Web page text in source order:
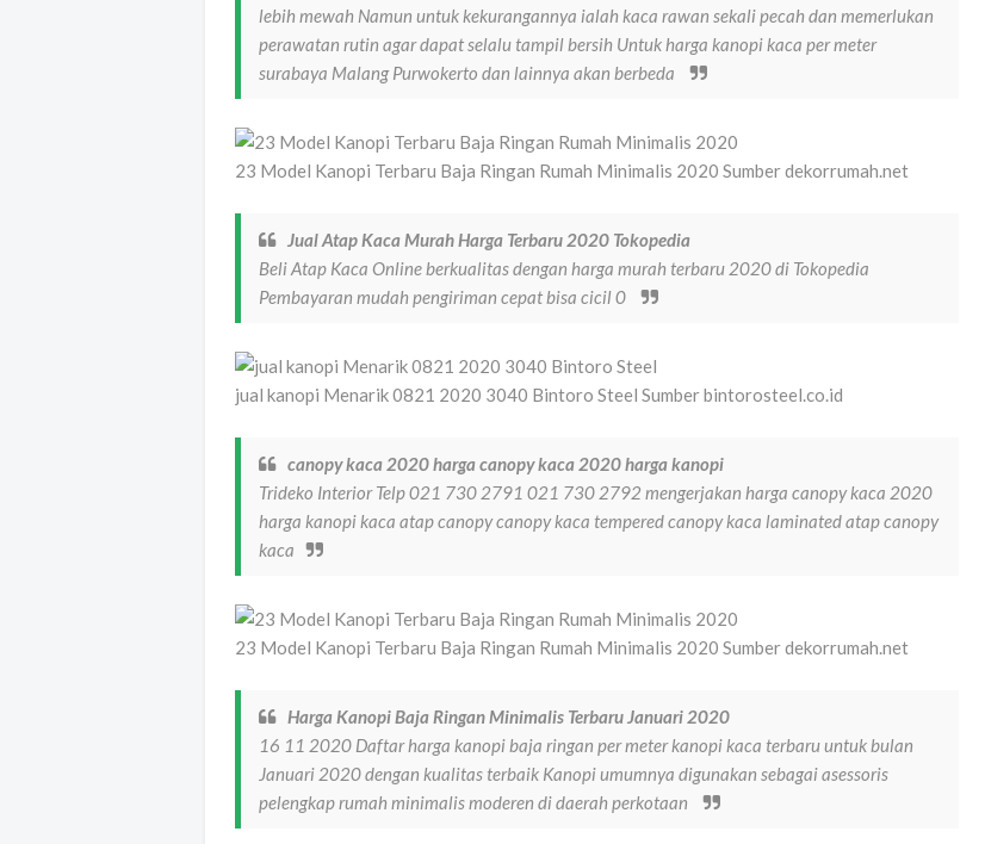
lebih mewah Namun untuk kekurangannya ialah kaca rawan sekali pecah dan memerlukan
perawatan rutin agar dapat selalu tampil bersih Untuk harga kanopi kaca per meter
surabaya Malang Purwokerto dan lainnya akan berbeda
23 Model Kanopi Terbaru Baja Ringan Rumah Minimalis 2020 Sumber dekorrumah.net
Jual Atap Kaca Murah Harga Terbaru 2020 Tokopedia
Beli Atap Kaca Online berkualitas dengan harga murah terbaru 2020 di Tokopedia
Pembayaran mudah pengiriman cepat bisa cicil 0
jual kanopi Menarik 0821 2020 3040 Bintoro Steel Sumber bintorosteel.co.id
canopy kaca 2020 harga canopy kaca 2020 harga kanopi
Trideko Interior Telp 021 730 2791 021 730 2792 mengerjakan harga canopy kaca 2020
harga kanopi kaca atap canopy canopy kaca tempered canopy kaca laminated atap canopy
kaca
23 Model Kanopi Terbaru Baja Ringan Rumah Minimalis 2020 Sumber dekorrumah.net
Harga Kanopi Baja Ringan Minimalis Terbaru Januari 2020
16 11 2020 Daftar harga kanopi baja ringan per meter kanopi kaca terbaru untuk bulan
Januari 2020 dengan kualitas terbaik Kanopi umumnya digunakan sebagai asessoris
pelengkap rumah minimalis moderen di daerah perkotaan